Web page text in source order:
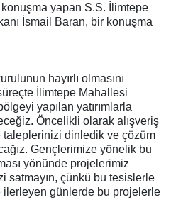
yapan S.S. İlimtepe
İsmail Baran, bir konuşma
hayırlı olmasını
İlimtepe Mahallesi
yapılan yatırımlarla
Öncelikli olarak alışveriş
taleplerinizi dinledik ve çözüm
Gençlerimize yönelik bu
yönünde projelerimiz
satmayın, çünkü bu tesislerle
günlerde bu projelerle